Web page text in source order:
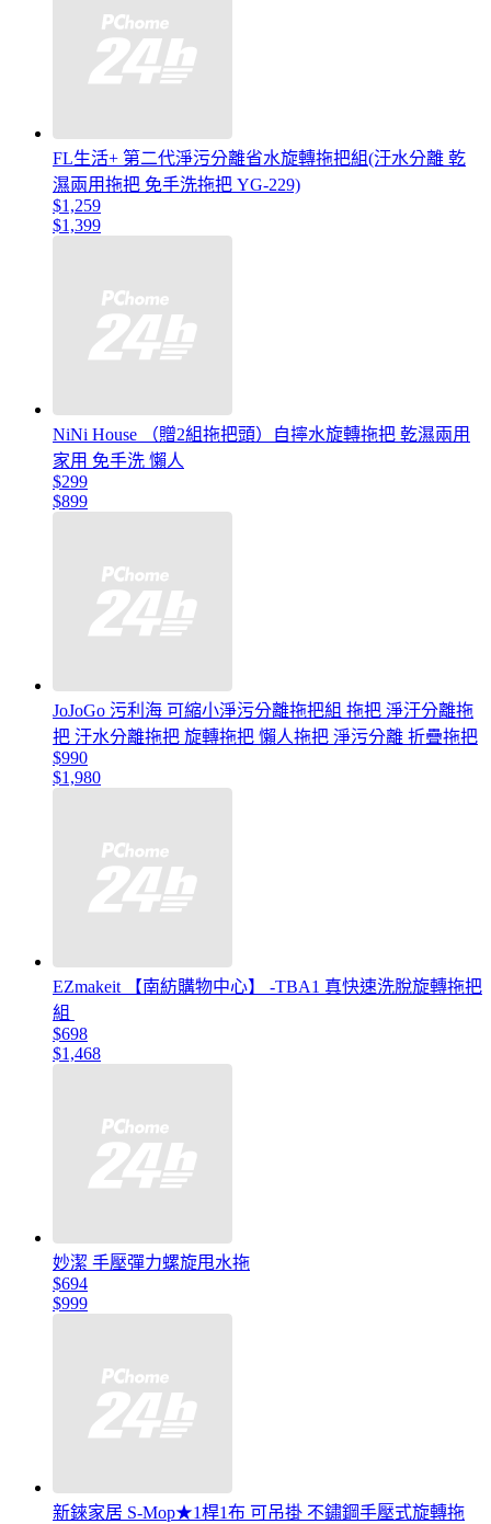
FL生活+ 第二代淨污分離省水旋轉拖把組(汙水分離 乾
濕兩用拖把 免手洗拖把 YG-229)
$1,259
$1,399
NiNi House （贈2組拖把頭）自擰水旋轉拖把 乾濕兩用
家用 免手洗 懶人
$299
$899
JoJoGo 污利海 可縮小淨污分離拖把組 拖把 淨汙分離拖
把 汙水分離拖把 旋轉拖把 懶人拖把 淨污分離 折疊拖把
$990
$1,980
EZmakeit 【南紡購物中心】 -TBA1 真快速洗脫旋轉拖把
組
$698
$1,468
妙潔 手壓彈力螺旋甩水拖
$694
$999
新錸家居 S-Mop★1桿1布 可吊掛 不鏽鋼手壓式旋轉拖